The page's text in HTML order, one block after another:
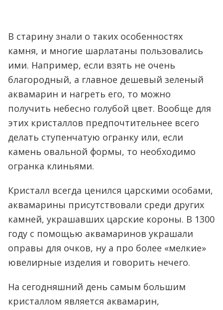
В старину знали о таких особенностях
камня, и многие шарлатаны пользовались
ими. Например, если взять не очень
благородный, а главное дешевый зеленый
аквамарин и нагреть его, то можно
получить небесно голубой цвет. Вообще для
этих кристаллов предпочтительнее всего
делать ступенчатую огранку или, если
камень овальной формы, то необходимо
огранка клиньями.
Кристалл всегда ценился царскими особами,
аквамарины присутствовали среди других
камней, украшавших царские короны. В 1300
году с помощью аквамаринов украшали
оправы для очков, ну а про более «мелкие»
ювелирные изделия и говорить нечего.
На сегодняшний день самым большим
кристаллом является аквамарин,